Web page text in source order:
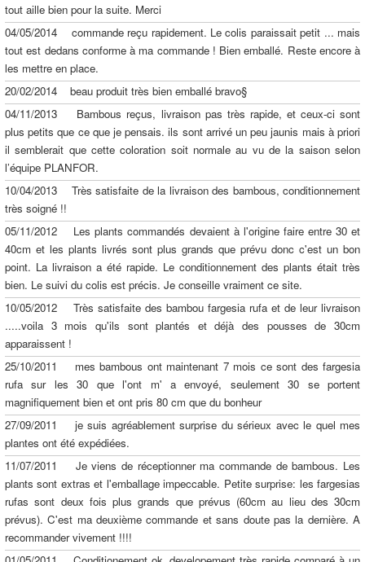
tout aille bien pour la suite. Merci
04/05/2014 commande reçu rapidement. Le colis paraissait petit ... mais
tout est dedans conforme à ma commande ! Bien emballé. Reste encore à
les mettre en place.
20/02/2014 beau produit très bien emballé bravo§
04/11/2013 Bambous reçus, livraison pas très rapide, et ceux-ci sont
plus petits que ce que je pensais. ils sont arrivé un peu jaunis mais à priori
il semblerait que cette coloration soit normale au vu de la saison selon
l’équipe PLANFOR.
10/04/2013 Très satisfaite de la livraison des bambous, conditionnement
très soigné !!
05/11/2012 Les plants commandés devaient à l'origine faire entre 30 et
40cm et les plants livrés sont plus grands que prévu donc c'est un bon
point. La livraison a été rapide. Le conditionnement des plants était très
bien. Le suivi du colis est précis. Je conseille vraiment ce site.
10/05/2012 Très satisfaite des bambou fargesia rufa et de leur livraison
.....voila 3 mois qu'ils sont plantés et déjà des pousses de 30cm
apparaissent !
25/10/2011 mes bambous ont maintenant 7 mois ce sont des fargesia
rufa sur les 30 que l'ont m' a envoyé, seulement 30 se portent
magnifiquement bien et ont pris 80 cm que du bonheur
27/09/2011 je suis agréablement surprise du sérieux avec le quel mes
plantes ont été expédiées.
11/07/2011 Je viens de réceptionner ma commande de bambous. Les
plants sont extras et l'emballage impeccable. Petite surprise: les fargesias
rufas sont deux fois plus grands que prévus (60cm au lieu des 30cm
prévus). C'est ma deuxième commande et sans doute pas la dernière. A
recommander vivement !!!!